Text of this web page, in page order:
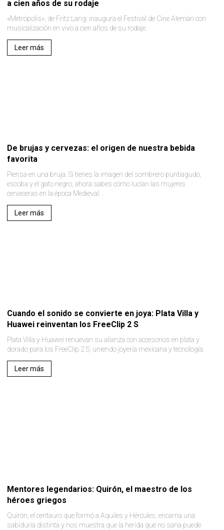
a cien años de su rodaje
«Metrópolis», de Fritz Lang, inaugura el Festival de Cine Alemán con
musicalización en vivo a cien años de su rodaje.
Leer más
De brujas y cervezas: el origen de nuestra bebida
favorita
Piensa en una bruja. Si tienes la imagen del sombrero puntiagudo,
escoba y el gato negro, ahora sabes cómo lucían las mujeres
cerveceras en la época Medieval. .
Leer más
Cuando el sonido se convierte en joya: Plata Villa y
Huawei reinventan los FreeClip 2 S
Plata Villa y Huawei renuevan su alianza con accesorios en plata y
dorado para los FreeClip 2 S, uniendo joyería mexicana y tecnología.
Leer más
Mentores legendarios: Quirón, el maestro de los
héroes griegos
Quirón, el centauro que formó a Aquiles y Hércules, encarna una
sabiduría distinta y nos muestra que la herida que no sana puede